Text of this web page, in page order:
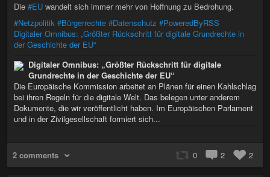
Die #EU wandelt sich immer mehr von Hoffnung zu Bedrohung.
#Netzpolitik #Bürgerrechte #Datenschutz #PoweredByRSS
Digitaler Omnibus: „Größter Rückschritt für digitale Grundrechte in
der Geschichte der EU“
Digitaler Omnibus: „Größter Rückschritt für digitale
Grundrechte in der Geschichte der EU“
Die Europäische Kommission arbeitet an Plänen für einen Kahlschlag
bei ihren Regeln für die digitale Welt. Das belegen unter anderem
Dokumente, die wir veröffentlicht haben. Im Europäischen Parlament
und in der Zivilgesellschaft formiert sich...
2 comments 0 2 2